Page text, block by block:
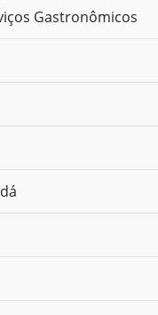
Gastronômicos